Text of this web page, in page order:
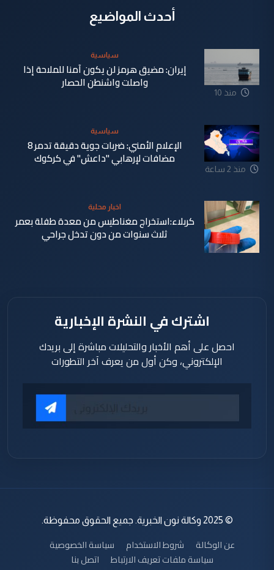
أحدث المواضيع
منذ 10
سياسية
إيران: مضيق هرمز لن يكون آمنا للملاحة إذا
واصلت واشنطن الحصار
منذ 2 ساعة
سياسية
الإعلام الأمني: ضربات جوية دقيقة تدمر 8
مضافات لإرهابي "داعش" في كركوك
اخبار محلية
كربلاء:استخراج مغناطيس من معدة طفلة بعمر
ثلاث سنوات من دون تدخل جراحي
اشترك في النشرة الإخبارية
احصل على أهم الأخبار والتحليلات مباشرة إلى بريدك
الإلكتروني، وكن أول من يعرف آخر التطورات
© 2025 وكالة نون الخبرية. جميع الحقوق محفوظة.
عن الوكالة شروط الاستخدام
سياسة الخصوصية
سياسة ملفات تعريف الارتباط
اتصل بنا